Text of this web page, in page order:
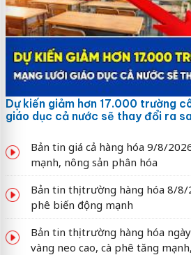
Dự kiến giảm hơn 17.000 trường
giáo dục cả nước sẽ thay đổi ra
Bản tin giá cả hàng hóa 9/8/
mạnh, nông sản phân hóa
Bản tin thị trường hàng hóa 8/8/
phê biến động mạnh
Bản tin thị trường hàng hóa
vàng neo cao, cà phê tăng